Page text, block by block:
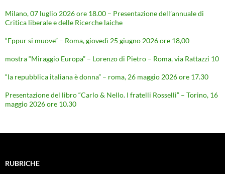
Milano, 07 luglio 2026 ore 18.00 – Presentazione dell’annuale di
Critica liberale e delle Ricerche laiche
“Eppur si muove” – Roma, giovedì 25 giugno 2026 ore 18,00
mostra “Miraggio Europa” – Lorenzo di Pietro – Roma, via Rattazzi 10
“la repubblica italiana è donna” – roma, 26 maggio 2026 ore 17.30
Presentazione del libro “Carlo & Nello. I fratelli Rosselli” – Torino, 16
maggio 2026 ore 10.30
RUBRICHE